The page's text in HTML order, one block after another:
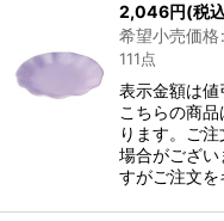
2,046円(税
希望小売価格:
111点
表示金額は
こちらの商
ります。ご
場合がござい
すがご注文